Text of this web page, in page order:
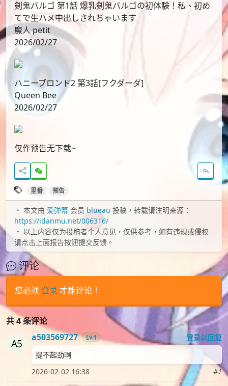
剣鬼バルゴ 第1話 爆乳剣鬼バルゴの初体験！私、初め
てで生ハメ中出しされちゃいます
魔人 petit
2026/02/27
ハニーブロンド2 第3話[フクダーダ]
Queen Bee
2026/02/27
仅作预告无下载~
里番 预告
本文由 爱弹幕 会员 blueau 投稿，转载请注明来源：
https://idanmu.net/006316/
以上内容仅为投稿者个人意见，仅供参考，如有违规或侵权
请点击上面报告按钮提交反馈。
评论
您必须 登录 才能评论！
共 4 条评论
a503569727
Lv.1
登录以回复
提不起劲啊
2026-02-02 16:38
#1